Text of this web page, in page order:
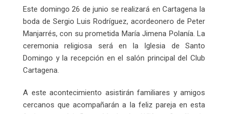
Este domingo 26 de junio se realizará en Cartagena la
boda de Sergio Luis Rodríguez, acordeonero de Peter
Manjarrés, con su prometida María Jimena Polanía. La
ceremonia religiosa será en la Iglesia de Santo
Domingo y la recepción en el salón principal del Club
Cartagena.
A este acontecimiento asistirán familiares y amigos
cercanos que acompañarán a la feliz pareja en esta